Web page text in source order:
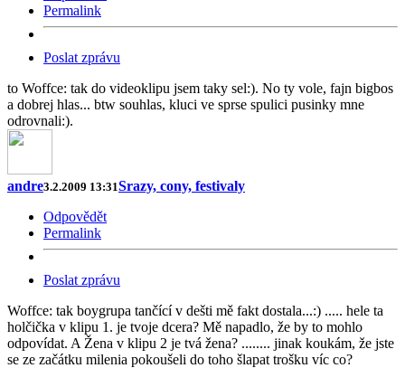
Permalink
Poslat zprávu
to Woffce: tak do videoklipu jsem taky sel:). No ty vole, fajn bigbos
a dobrej hlas... btw souhlas, kluci ve sprse spulici pusinky mne
odrovnali:).
andre3.2.2009 13:31Srazy, cony, festivaly
Odpovědět
Permalink
Poslat zprávu
Woffce: tak boygrupa tančící v dešti mě fakt dostala...:) ..... hele ta
holčička v klipu 1. je tvoje dcera? Mě napadlo, že by to mohlo
odpovídat. A Žena v klipu 2 je tvá žena? ........ jinak koukám, že jste
se ze začátku milenia pokoušeli do toho šlapat trošku víc co?